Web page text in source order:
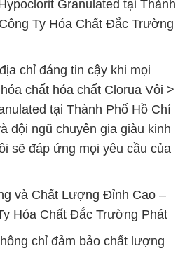
Granulated tại Thành
Ty Hóa Chất Đắc Trường
chỉ đáng tin cậy khi mọi
chất hóa chất Clorua Vôi >
tại Thành Phố Hồ Chí
đội ngũ chuyên gia giàu kinh
sẽ đáp ứng mọi yêu cầu của
và Chất Lượng Đỉnh Cao –
Hóa Chất Đắc Trường Phát
chỉ đảm bảo chất lượng